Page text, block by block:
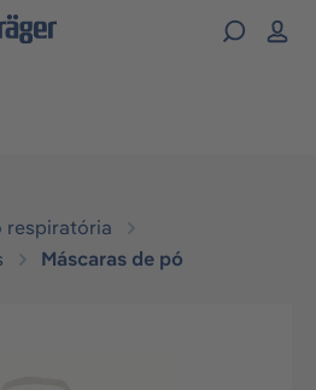
respiratória
Máscaras de pó